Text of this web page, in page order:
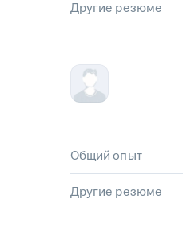
Другие резюме
Общий опыт
Другие резюме